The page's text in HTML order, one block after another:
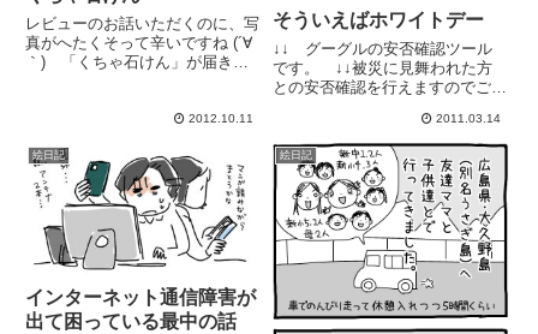
レビューのお話いただくのに、写
真がへたくそって辛いですね (´∀
｀)ゞ「くちゃ石けん」が届きま
感じ。水色というのか.. キレー
い角質と毛穴の老廃物を...
2012.10.11
そういえばホワイトデー
↓↓ グーグルの安否確認ツール
です。 ↓↓ 被災に見舞われた方
との安否確認を行えますのでご活
------------------------長男、６時間か
けてクッキー作り...
2011.03.14
絵日記
インターネット通信障害が
出て困っている最中の話
絵日記